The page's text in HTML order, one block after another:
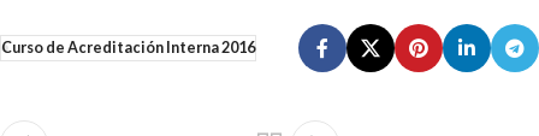
Curso de Acreditación Interna 2016